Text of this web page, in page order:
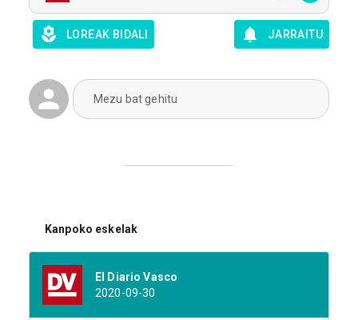
LOREAK BIDALI JARRAITU
Mezu bat gehitu
Kanpoko eskelak
El Diario Vasco
2020-09-30